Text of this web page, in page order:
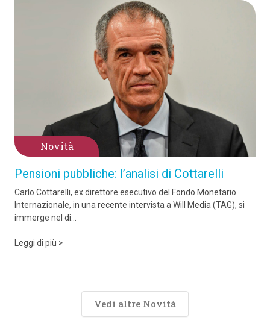
Novità
Pensioni pubbliche: l’analisi di Cottarelli
Carlo Cottarelli, ex direttore esecutivo del Fondo Monetario
Internazionale, in una recente intervista a Will Media (TAG), si
immerge nel di...
Leggi di più >
Vedi altre Novità